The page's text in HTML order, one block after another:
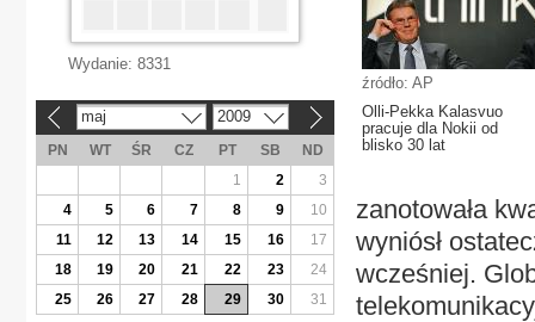
źródło: AP
Olli-Pekka Kalasvuo
pracuje dla Nokii od
blisko 30 lat
zanotowała
wyniósł
wcześniej.
Wydanie: 8331
maj 2009
PN WT ŚR CZ PT SB
ND
1
2
3
4
5 6 7 8 9
10
11
12 13 14 15 16
17
18
19 20 21 22 23
24
25
26 27 28 29 30 31